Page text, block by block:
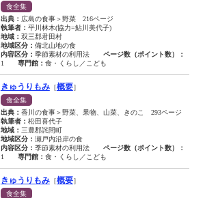
食全集
出典： 広島の食事＞野菜 216ページ
執筆者： 平川林木(協力=鮎川美代子)
地域： 双三郡君田村
地域区分： 備北山地の食
内容区分： 季節素材の利用法
ページ数（ポイント数）：
1
専門館： 食・くらし／こども
きゅうりもみ［概要］
食全集
出典： 香川の食事＞野菜、果物、山菜、きのこ 293ページ
執筆者： 松田喜代子
地域： 三豊郡詫間町
地域区分： 瀬戸内沿岸の食
内容区分： 季節素材の利用法
ページ数（ポイント数）：
1
専門館： 食・くらし／こども
きゅうりもみ［概要］
食全集